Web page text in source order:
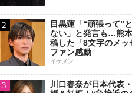
2
目黒蓮「“頑張って”
ない」と発言も…熊
稿した「8文字のメッ
ファン感動
イケメン
3
川口春奈が日本代表